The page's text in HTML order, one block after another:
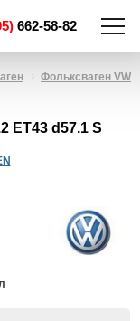
662-58-82
Фольксваген
ET43 d57.1 S